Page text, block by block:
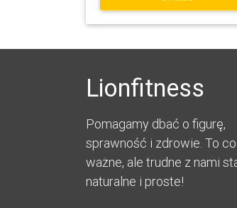
Lionfitness
Pomagamy dbać o figurę,
sprawność i zdrowie. To co
ważne, ale trudne z nami
naturalne i proste!